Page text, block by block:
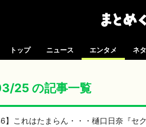
トップ ニュース エンタメ ネタ
25 の記事一覧
】これはたまらん・・・樋口日奈『セ